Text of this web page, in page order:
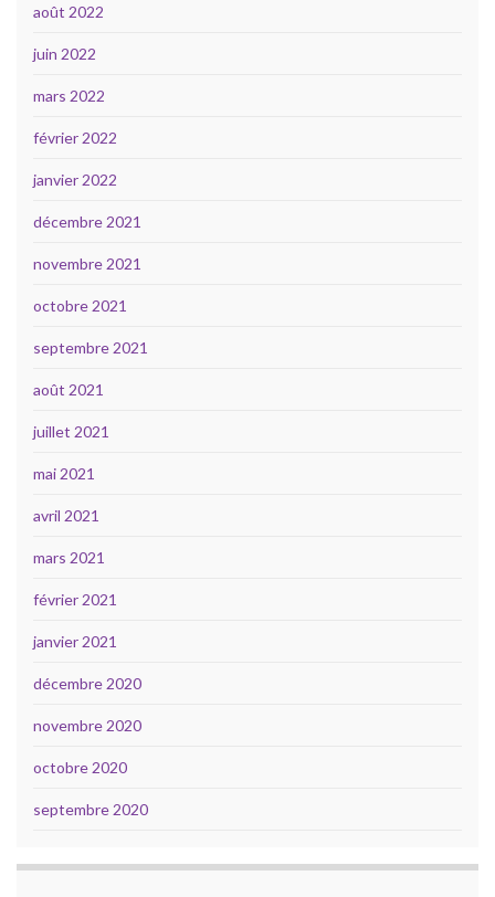
août 2022
juin 2022
mars 2022
février 2022
janvier 2022
décembre 2021
novembre 2021
octobre 2021
septembre 2021
août 2021
juillet 2021
mai 2021
avril 2021
mars 2021
février 2021
janvier 2021
décembre 2020
novembre 2020
octobre 2020
septembre 2020